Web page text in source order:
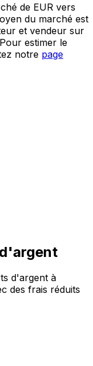
de EUR vers
du marché est
et vendeur sur
estimer le
notre page
d'argent à
des frais réduits